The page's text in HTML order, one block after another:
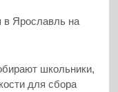
в Ярославль на
школьники,
для сбора